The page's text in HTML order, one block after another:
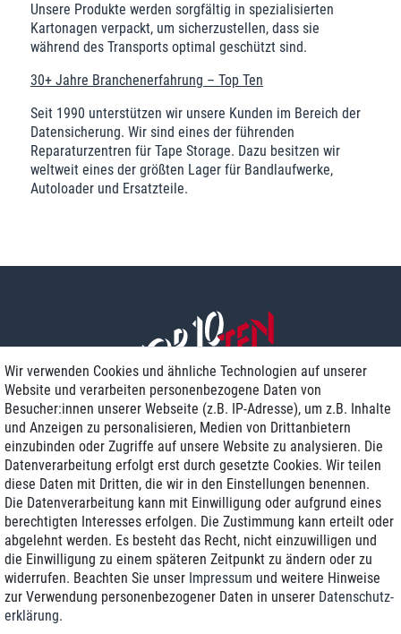
Unsere Produkte werden sorgfältig in spezialisierten
Kartonagen verpackt, um sicherzustellen, dass sie
während des Transports optimal geschützt sind.
30+ Jahre Branchenerfahrung – Top Ten
Seit 1990 unterstützen wir unsere Kunden im Bereich der
Datensicherung. Wir sind eines der führenden
Reparaturzentren für Tape Storage. Dazu besitzen wir
weltweit eines der größten Lager für Bandlaufwerke,
Autoloader und Ersatzteile.
Zustellung am nächsten Werktag
Günstiger Versand
Generalüberholt mit Garantie
+49 8989 96160*
Wir verwenden Cookies und ähnliche Technologien auf unserer
Website und verarbeiten personenbezogene Daten von
Besucher:innen unserer Webseite (z.B. IP-Adresse), um z.B. Inhalte
und Anzeigen zu personalisieren, Medien von Drittanbietern
einzubinden oder Zugriffe auf unsere Website zu analysieren. Die
Datenverarbeitung erfolgt erst durch gesetzte Cookies. Wir teilen
diese Daten mit Dritten, die wir in den Einstellungen benennen.
Die Datenverarbeitung kann mit Einwilligung oder aufgrund eines
berechtigten Interesses erfolgen. Die Zustimmung kann erteilt oder
abgelehnt werden. Es besteht das Recht, nicht einzuwilligen und
die Einwilligung zu einem späteren Zeitpunkt zu ändern oder zu
widerrufen. Beachten Sie unser Impressum und weitere Hinweise
zur Verwendung personenbezogener Daten in unserer Daten­schutz­
erklärung.